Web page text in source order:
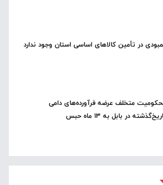
در تأمین کالاهای اساسی استان وجود ندارد
متخلف عرضه فرآورده‌های دامی
در بابل به ۱۳ ماه حبس